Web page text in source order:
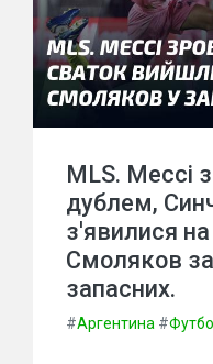
MLS. Мессі
дублем,
з'явилися на
Смоляков
запасних.
#Аргентина #